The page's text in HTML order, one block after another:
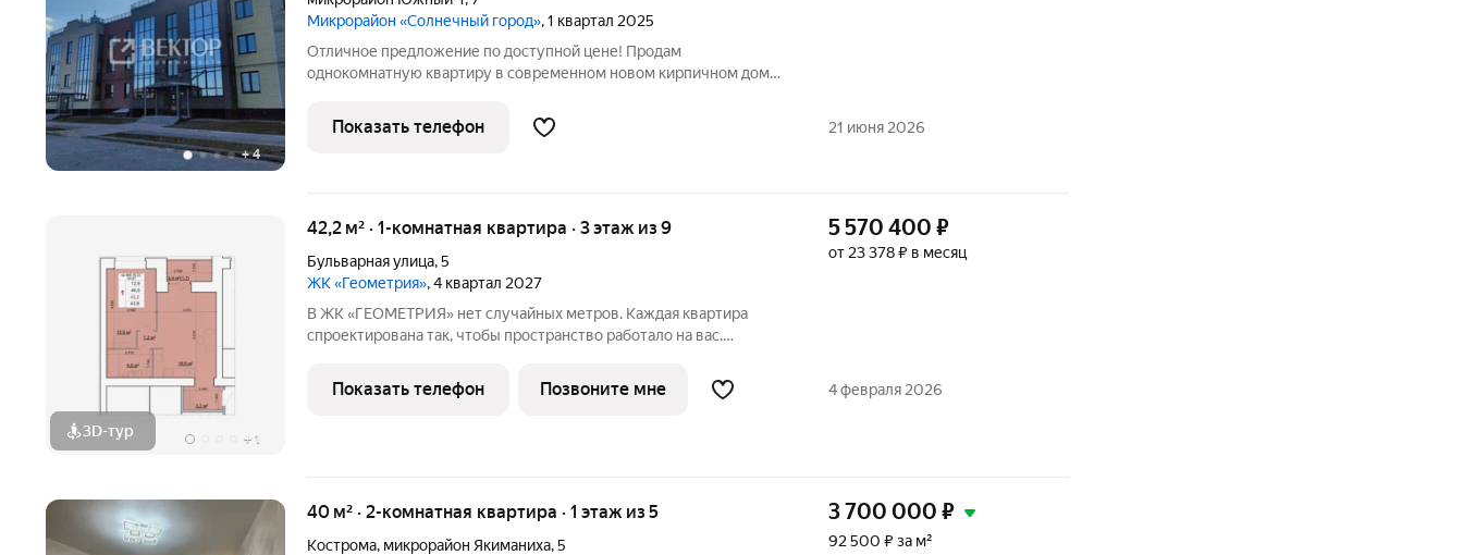
+4
Микрорайон «Солнечный город», 1 квартал 2025
Отличное предложение по доступной цене! Продам
однокомнатную квартиру в современном новом кирпичном доме!
выходом на лоджию. Современный жилой комплекс с концепцией
Двор без машин! Дом
Показать телефон 21 июня 2026
3D-тур + 1
42,2 м² · 1-комнатная квартира · 3 этаж из 9
Бульварная улица,5
ЖК «Геометрия», 4 квартал 2027
В ЖК «ГЕОМЕТРИЯ» нет случайных метров. Каждая квартира
спроектирована так, чтобы пространство работало на вас.
пола установлена
5 570 400 ₽
от 23 378 ₽ в месяц
Показать телефон Позвоните мне 4 февраля 2026
40 м² · 2-комнатная квартира · 1 этаж из 5
Кострома, микрорайон Якиманиха,5
3 700 000 ₽
92 500 ₽ за м²